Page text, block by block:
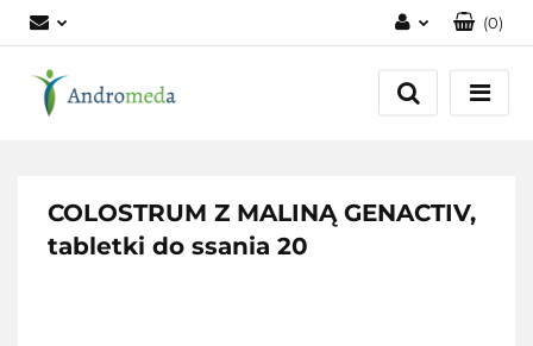
Zaloguj się
Zarejestruj się
(0)
COLOSTRUM Z MALINĄ GENACTIV,
tabletki do ssania 20